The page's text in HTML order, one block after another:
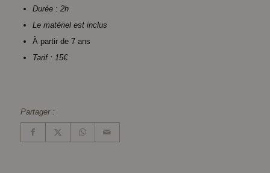
Durée : 2h
Le matériel est inclus
À partir de 7 ans
Tarif : 15€
Partager :